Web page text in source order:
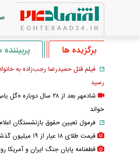
برگزیده ها پربیننده
فیلم قتل حمیدرضا رجب‌زاده به
رسید
شادمهر بعد از ۲۸ سال دوباره
خواند
فرمول تعیین حقوق بازنشستگان
قیمت طلای ۱۸ عیار از ۱۹ میلیون گذشت
قطعنامه پایان جنگ ایران و آمریکا